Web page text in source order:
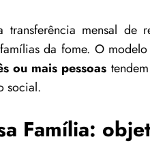
transferência mensal de
da fome. O modelo
ou mais pessoas
social.
Família: